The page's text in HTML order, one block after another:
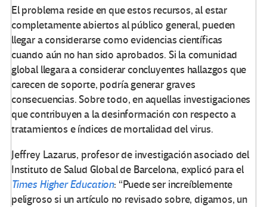
El problema reside en que estos recursos, al estar
completamente abiertos al público general, pueden
llegar a considerarse como evidencias científicas
cuando aún no han sido aprobados. Si la comunidad
global llegara a considerar concluyentes hallazgos que
carecen de soporte, podría generar graves
consecuencias. Sobre todo, en aquellas investigaciones
que contribuyen a la desinformación con respecto a
tratamientos e índices de mortalidad del virus.
Jeffrey Lazarus, profesor de investigación asociado del
Instituto de Salud Global de Barcelona, explicó para el
Times Higher Education: “Puede ser increíblemente
peligroso si un artículo no revisado sobre, digamos, un